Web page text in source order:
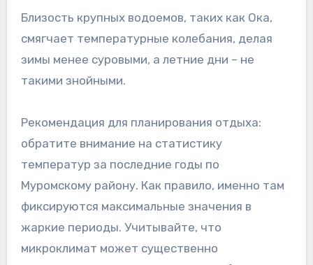
Близость крупных водоемов, таких как Ока,
смягчает температурные колебания, делая
зимы менее суровыми, а летние дни – не
такими знойными.
Рекомендация для планирования отдыха:
обратите внимание на статистику
температур за последние годы по
Муромскому району. Как правило, именно там
фиксируются максимальные значения в
жаркие периоды. Учитывайте, что
микроклимат может существенно